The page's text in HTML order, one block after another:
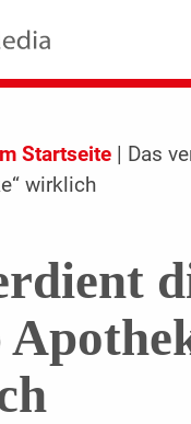
Startseite| Das
wirklich